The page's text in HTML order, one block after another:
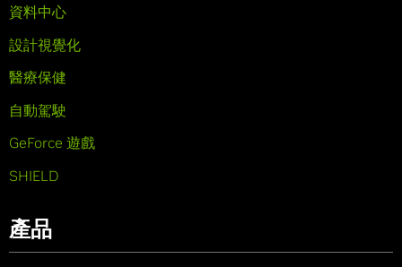
資料中心
設計視覺化
醫療保健
自動駕駛
GeForce 遊戲
SHIELD
產品